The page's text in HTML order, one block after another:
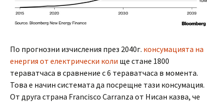
По прогнозни изчисления през 2040г. консумацията на
енергия от електрически коли ще стане 1800
тераватчаса в сравнение с 6 тераватчаса в момента.
Това е начин системата да посрещне тази консумация.
От друга страна Francisco Carranza от Нисан казва, че